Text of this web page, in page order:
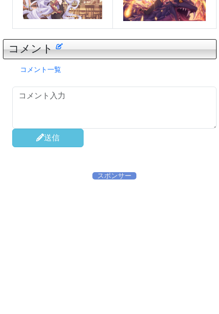
コメント
コメント一覧
送信
スポンサー